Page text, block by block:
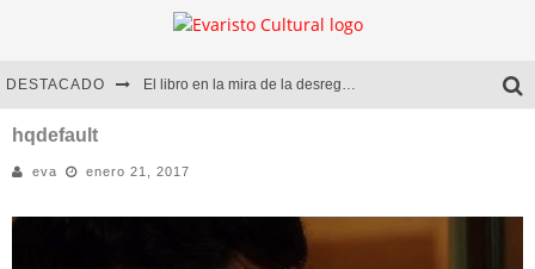
DESTACADO El libro en la mira de la desregulación
Diego Meret | Hotel Acapulco
Alejandra Correa | La nieve
hqdefault
eva enero 21, 2017